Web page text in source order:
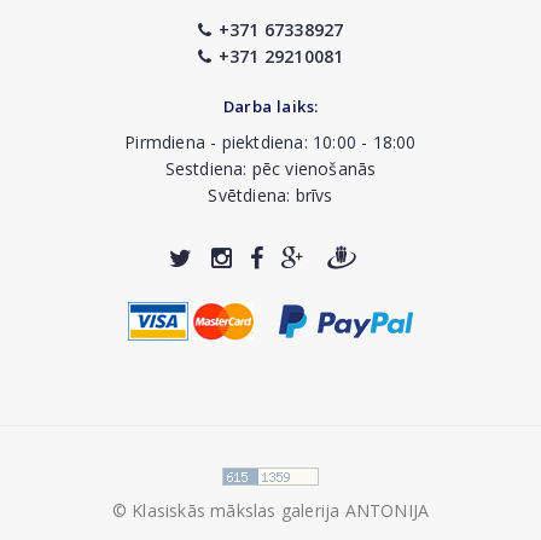
+371 67338927
+371 29210081
Darba laiks:
Pirmdiena - piektdiena: 10:00 - 18:00
Sestdiena: pēc vienošanās
Svētdiena: brīvs
© Klasiskās mākslas galerija ANTONIJA